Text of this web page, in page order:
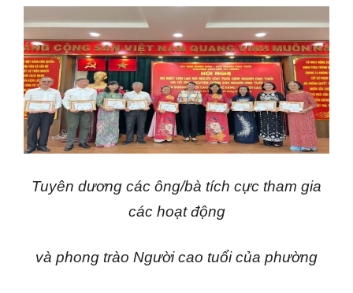
Tuyên dương các ông/bà tích cực tham gia
các hoạt động
và phong trào Người cao tuổi của phường